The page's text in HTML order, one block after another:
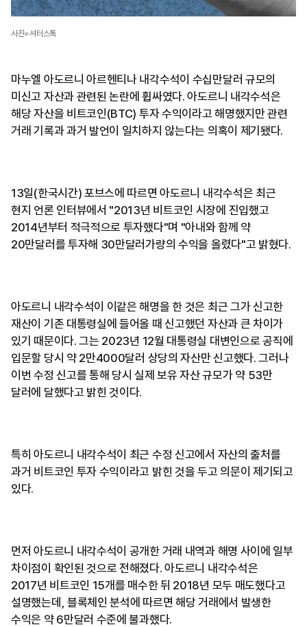
사진=셔터스톡
마누엘 아도르니 아르헨티나 내각수석이 수십만달러 규모의
미신고 자산과 관련된 논란에 휩싸였다. 아도르니 내각수석은
해당 자산을 비트코인(BTC) 투자 수익이라고 해명했지만 관련
거래 기록과 과거 발언이 일치하지 않는다는 의혹이 제기됐다.
13일(한국시간) 포브스에 따르면 아도르니 내각수석은 최근
현지 언론 인터뷰에서 "2013년 비트코인 시장에 진입했고
2014년부터 적극적으로 투자했다"며 "아내와 함께 약
20만달러를 투자해 30만달러가량의 수익을 올렸다"고 밝혔다.
아도르니 내각수석이 이같은 해명을 한 것은 최근 그가 신고한
재산이 기존 대통령실에 들어올 때 신고했던 자산과 큰 차이가
있기 때문이다. 그는 2023년 12월 대통령실 대변인으로 공직에
입문할 당시 약 2만4000달러 상당의 자산만 신고했다. 그러나
이번 수정 신고를 통해 당시 실제 보유 자산 규모가 약 53만
달러에 달했다고 밝힌 것이다.
특히 아도르니 내각수석이 최근 수정 신고에서 자산의 출처를
과거 비트코인 투자 수익이라고 밝힌 것을 두고 의문이 제기되고
있다.
먼저 아도르니 내각수석이 공개한 거래 내역과 해명 사이에 일부
차이점이 확인된 것으로 전해졌다. 아도르니 내각수석은
2017년 비트코인 15개를 매수한 뒤 2018년 모두 매도했다고
설명했는데, 블록체인 분석에 따르면 해당 거래에서 발생한
수익은 약 6만달러 수준에 불과했다.